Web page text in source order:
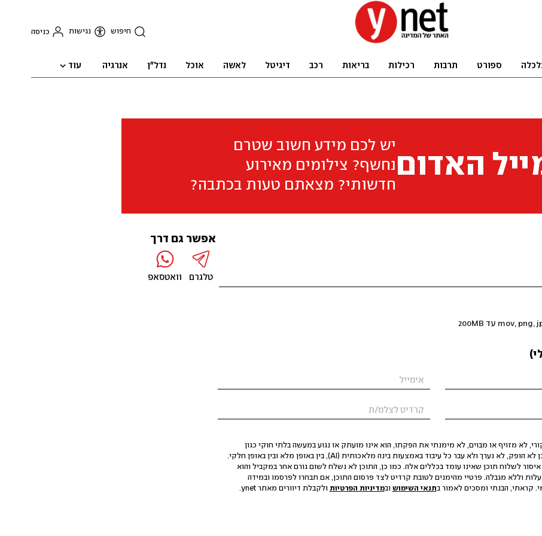
חיפוש נגישות כניסה
ספורט תרבות רכילות בריאות רכב דיגיטל לאשה אוכל נדל"ן אנרגיה עוד
האדום
יש לכם מידע חשוב שטרם
נחשף? צילומים מאירוע
חדשותי? מצאתם טעות בכתבה?
לא מזויף או מבוים, לא מימנתי את הפקתו, הוא אינו מועתק או נגוע במעשה בלתי חוקי כגון
הסגת גבול ופגיעה בפרטיות. התוכן לא הופק, לא נערך ולא עבר כל עיבוד באמצעות בינה מלאכותית (AI), בין באופן מלא ובין באופן חלקי.
לשלוח תוכן שאינו עומד בכללים אלה. כמו כן, התוכן לא נשלח לשום גורם אחר במקביל והוא
וללא מגבלה. פרטיי מהימנים לטובת קרדיט לצד פרסום התוכן, אם תבחרו לפרסמו ובמידה
קראתי, הבנתי ומסכים לאמור בתנאי השימוש ובמדיניות הפרטיות ולקבלת דיוורים מאתר ynet.
אפשר גם דרך
טלגרם וואטסאפ